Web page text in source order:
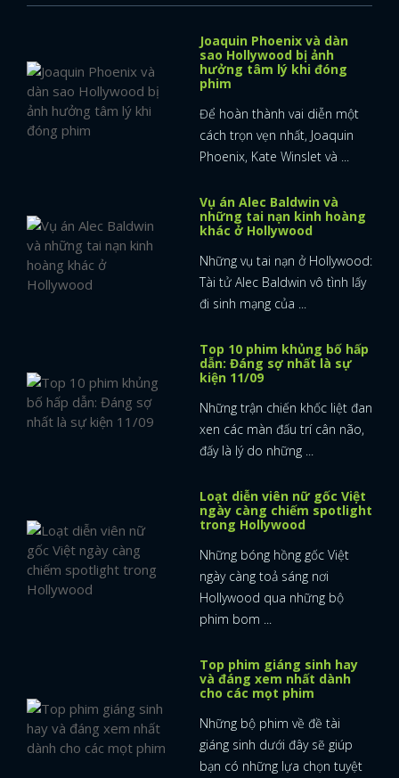
Joaquin Phoenix và dàn
sao Hollywood bị ảnh
hưởng tâm lý khi đóng
phim
Để hoàn thành vai diễn một
cách trọn vẹn nhất, Joaquin
Phoenix, Kate Winslet và ...
Vụ án Alec Baldwin và
những tai nạn kinh hoàng
khác ở Hollywood
Những vụ tai nạn ở Hollywood:
Tài tử Alec Baldwin vô tình lấy
đi sinh mạng của ...
Top 10 phim khủng bố hấp
dẫn: Đáng sợ nhất là sự
kiện 11/09
Những trận chiến khốc liệt đan
xen các màn đấu trí cân não,
đấy là lý do những ...
Loạt diễn viên nữ gốc Việt
ngày càng chiếm spotlight
trong Hollywood
Những bóng hồng gốc Việt
ngày càng toả sáng nơi
Hollywood qua những bộ
phim bom ...
Top phim giáng sinh hay
và đáng xem nhất dành
cho các mọt phim
Những bộ phim về đề tài
giáng sinh dưới đây sẽ giúp
bạn có những lựa chọn tuyệt